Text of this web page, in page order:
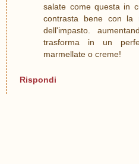
salate come questa in
contrasta bene con la
dell'impasto.
trasforma in un
marmellate o creme!
Rispondi